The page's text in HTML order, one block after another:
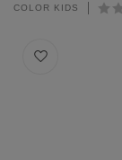
COLOR KIDS